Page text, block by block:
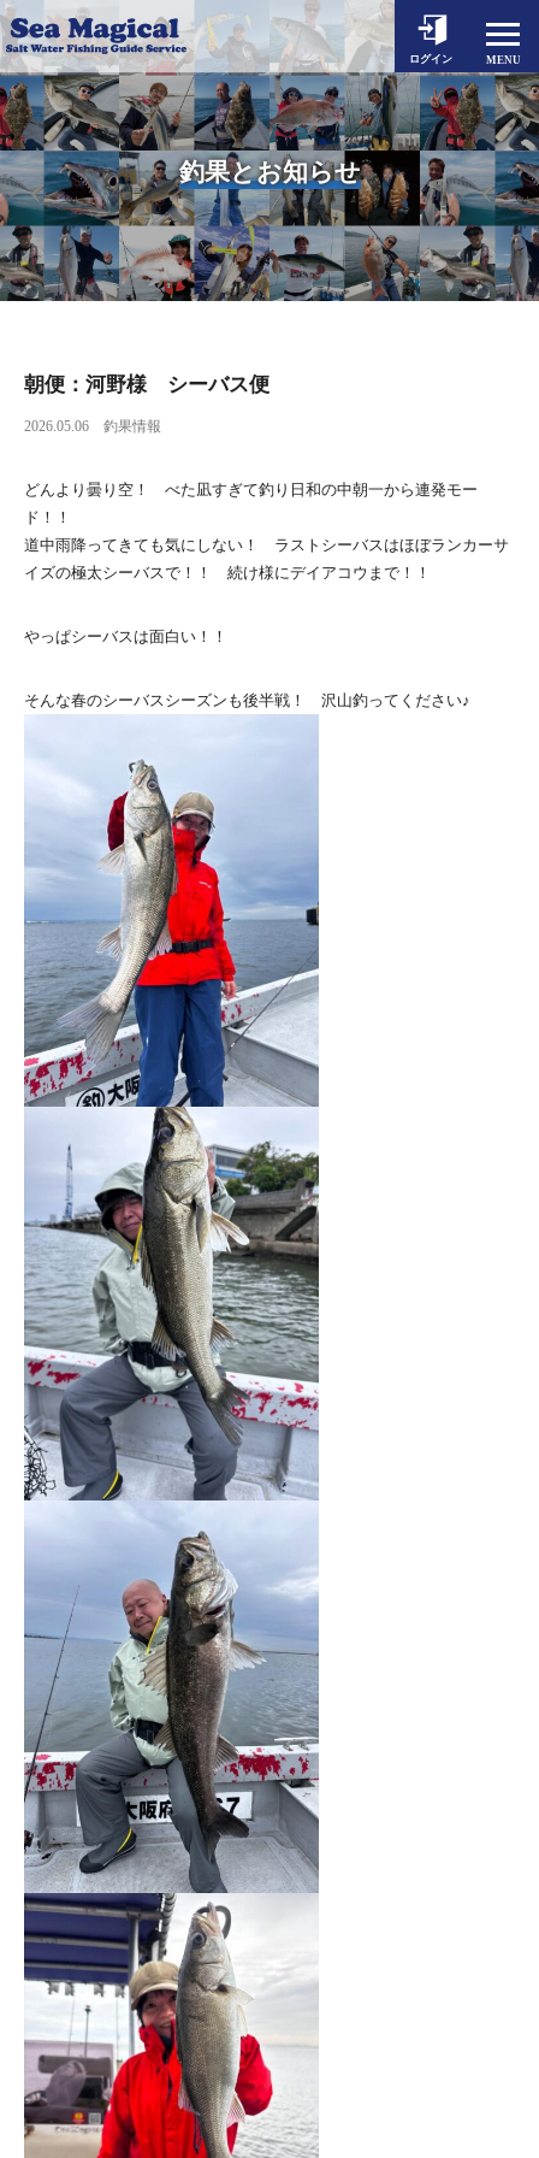
ログイン MENU
ホーム
釣果とお知らせ
出船予約
シーマジカルについて
対象魚とタックル
料金案内
よくあるご質問
アクセス
お問い合わせ
個人情報保護方針
釣果とお知らせ
朝便：河野様 シーバス便
2026.05.06 釣果情報
どんより曇り空！ べた凪すぎて釣り日和の中朝一から連発モー
ド！！
道中雨降ってきても気にしない！ ラストシーバスはほぼランカーサ
イズの極太シーバスで！！ 続け様にデイアコウまで！！
やっぱシーバスは面白い！！
そんな春のシーバスシーズンも後半戦！ 沢山釣ってください♪